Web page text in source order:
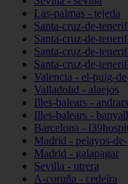
Las-palmas - tejeda
Santa-cruz-de-
Santa-cruz-de-
Santa-cruz-de-
Santa-cruz-de-
Valencia - el-puig-
Valladolid - alaejos
Illes-balears - andratx
Illes-balears -
Barcelona -
Madrid - pelayos-
Madrid - galapagar
Sevilla - utrera
A-coruña - cedeira